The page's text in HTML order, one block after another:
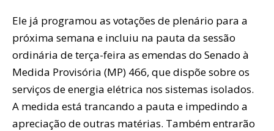
Ele já programou as votações de plenário para a
próxima semana e incluiu na pauta da sessão
ordinária de terça-feira as emendas do Senado à
Medida Provisória (MP) 466, que dispõe sobre os
serviços de energia elétrica nos sistemas isolados.
A medida está trancando a pauta e impedindo a
apreciação de outras matérias. Também entrarão